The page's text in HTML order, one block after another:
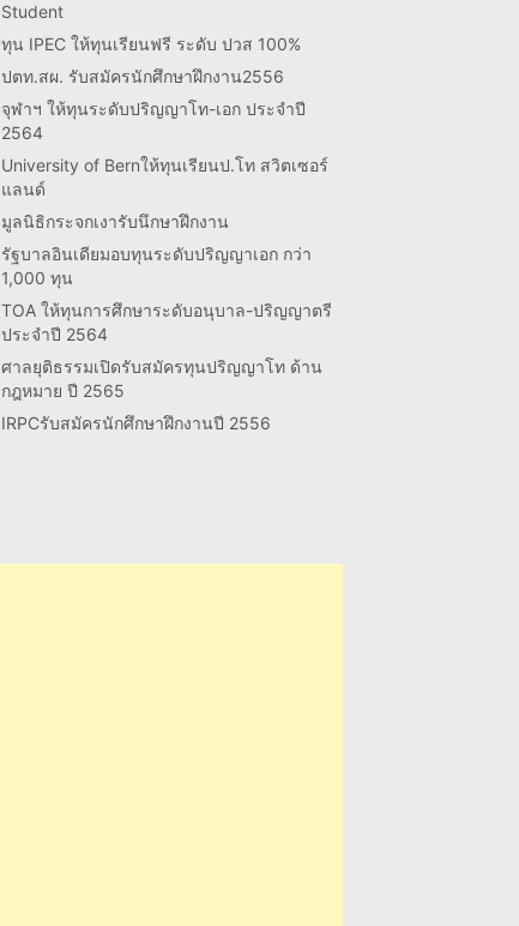
Student
ทุน IPEC ให้ทุนเรียนฟรี ระดับ ปวส 100%
ปตท.สผ. รับสมัครนักศึกษาฝึกงาน2556
จุฬาฯ ให้ทุนระดับปริญญาโท-เอก ประจำปี
2564
University of Bernให้ทุนเรียนป.โท สวิตเซอร์
แลนด์
มูลนิธิกระจกเงารับนึกษาฝึกงาน
รัฐบาลอินเดียมอบทุนระดับปริญญาเอก กว่า
1,000 ทุน
TOA ให้ทุนการศึกษาระดับอนุบาล-ปริญญาตรี
ประจำปี 2564
ศาลยุติธรรมเปิดรับสมัครทุนปริญญาโท ด้าน
กฎหมาย ปี 2565
IRPCรับสมัครนักศึกษาฝึกงานปี 2556